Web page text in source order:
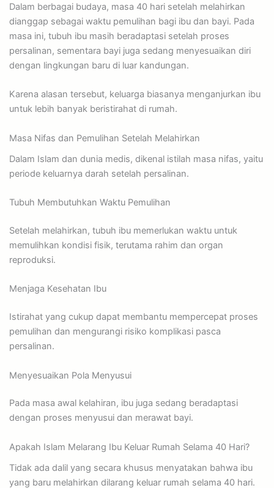
Dalam berbagai budaya, masa 40 hari setelah melahirkan
dianggap sebagai waktu pemulihan bagi ibu dan bayi. Pada
masa ini, tubuh ibu masih beradaptasi setelah proses
persalinan, sementara bayi juga sedang menyesuaikan diri
dengan lingkungan baru di luar kandungan.
Karena alasan tersebut, keluarga biasanya menganjurkan ibu
untuk lebih banyak beristirahat di rumah.
Masa Nifas dan Pemulihan Setelah Melahirkan
Dalam Islam dan dunia medis, dikenal istilah masa nifas, yaitu
periode keluarnya darah setelah persalinan.
Tubuh Membutuhkan Waktu Pemulihan
Setelah melahirkan, tubuh ibu memerlukan waktu untuk
memulihkan kondisi fisik, terutama rahim dan organ
reproduksi.
Menjaga Kesehatan Ibu
Istirahat yang cukup dapat membantu mempercepat proses
pemulihan dan mengurangi risiko komplikasi pasca
persalinan.
Menyesuaikan Pola Menyusui
Pada masa awal kelahiran, ibu juga sedang beradaptasi
dengan proses menyusui dan merawat bayi.
Apakah Islam Melarang Ibu Keluar Rumah Selama 40 Hari?
Tidak ada dalil yang secara khusus menyatakan bahwa ibu
yang baru melahirkan dilarang keluar rumah selama 40 hari.